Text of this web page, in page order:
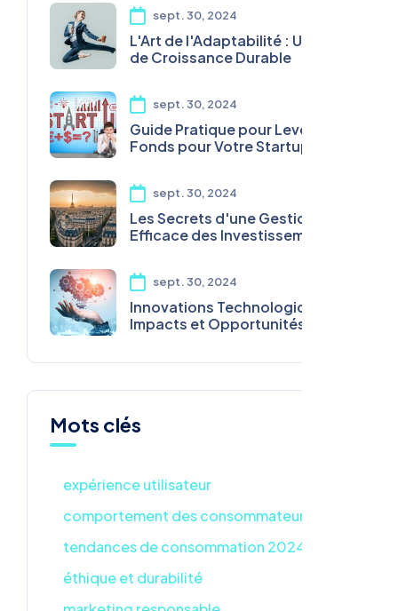
sept. 30, 2024
L'Art de l'Adaptabilité : Une Clé
de Croissance Durable
sept. 30, 2024
Guide Pratique pour Lever des
Fonds pour Votre Startup
sept. 30, 2024
Les Secrets d'une Gestion
Efficace des Investissements
sept. 30, 2024
Innovations Technologiques :
Impacts et Opportunités pour
Mots clés
expérience utilisateur
comportement des consommateurs
tendances de consommation 2024
éthique et durabilité